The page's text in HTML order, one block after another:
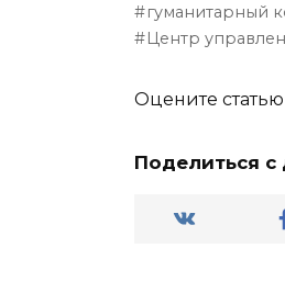
гуманитарный
Центр
Оцените статью
Поделиться с